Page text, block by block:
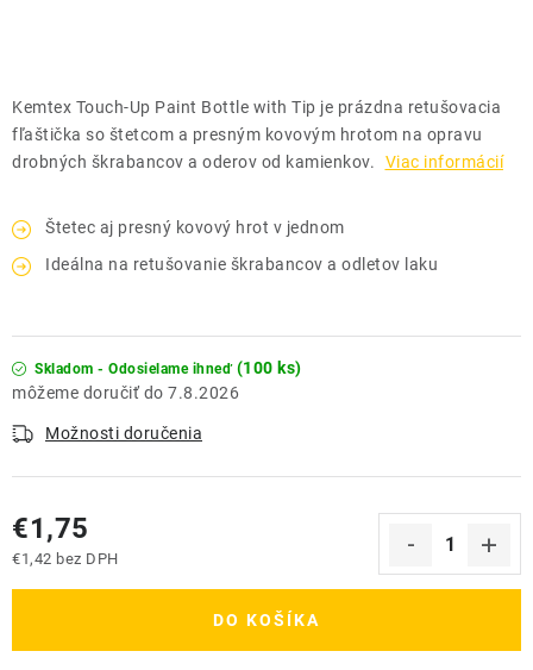
Kemtex Touch-Up Paint Bottle with Tip je prázdna retušovacia
fľaštička so štetcom a presným kovovým hrotom na opravu
drobných škrabancov a oderov od kamienkov.
Viac informácií
Štetec aj presný kovový hrot v jednom
Ideálna na retušovanie škrabancov a odletov laku
Skladom - Odosielame ihneď (100 ks)
7.8.2026
Možnosti doručenia
€1,75
€1,42 bez DPH
DO KOŠÍKA